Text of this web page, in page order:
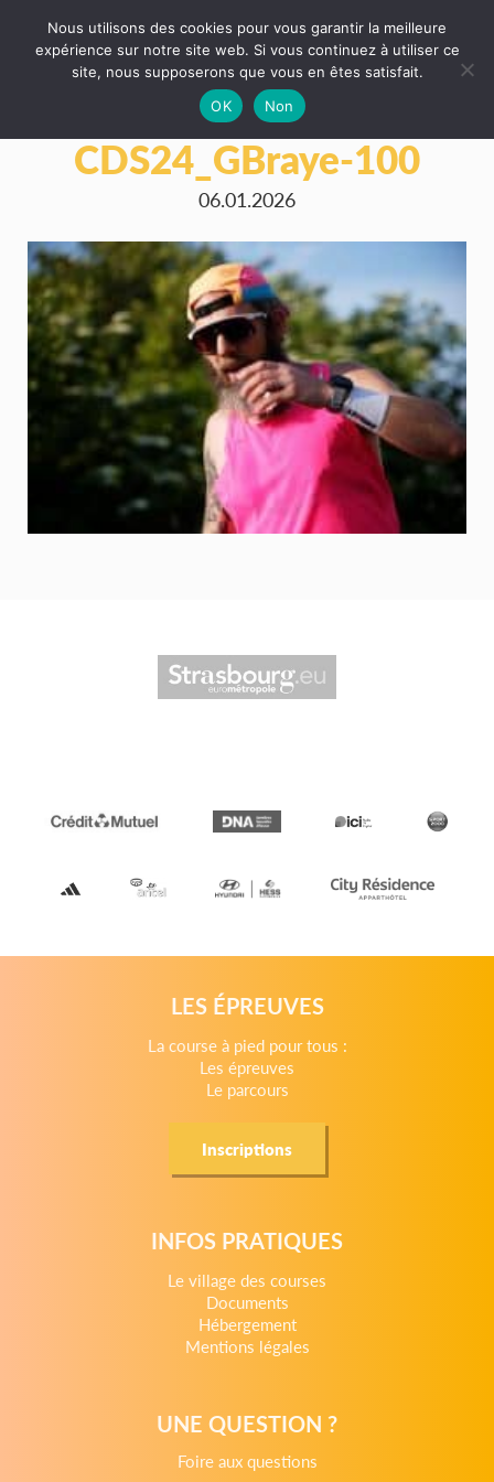
CDS24_GBraye-100
06.01.2026
LES ÉPREUVES
La course à pied pour tous :
Les épreuves
Le parcours
Inscriptions
INFOS PRATIQUES
Le village des courses
Documents
Hébergement
Mentions légales
UNE QUESTION ?
Foire aux questions
Nous utilisons des cookies pour vous garantir la meilleure
expérience sur notre site web. Si vous continuez à utiliser ce
site, nous supposerons que vous en êtes satisfait.
OK
Non